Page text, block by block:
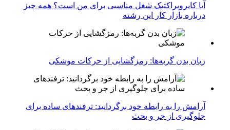
آیا کایروپراکتیک شغل مناسبی برای من است؟ همه چیز
درباره بازار کار این رشته
زبان بدن گربه‌ها: رمزگشایی از حرکات موشکی
آرامش را به رابطه خود برگردانید: ترفندهای ساده برای
جلوگیری از جر و بحث